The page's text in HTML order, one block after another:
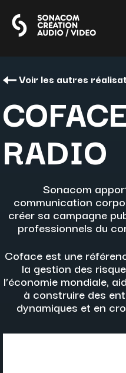
Voir les autres
RADIO
Sonacom
communication
créer sa campagne
professionnels du
Coface est une
la gestion des
l’économie mondiale,
à construire des
dynamiques et en